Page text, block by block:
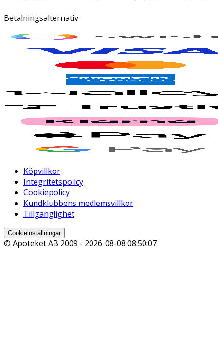
Betalningsalternativ
Köpvillkor
Integritetspolicy
Cookiepolicy
Kundklubbens medlemsvillkor
Tillgänglighet
Cookieinställningar
© Apoteket AB 2009 - 2026-08-08 08:50:07